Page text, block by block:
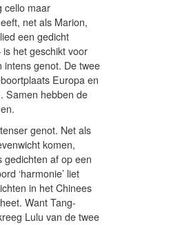
cello maar
net als Marion,
een gedicht
het geschikt voor
intens genot. De twee
Europa en
Samen hebben de
genot. Net als
komen,
gedichten af op een
‘harmonie’ liet
in het Chinees
Want Tang-
Lulu van de twee